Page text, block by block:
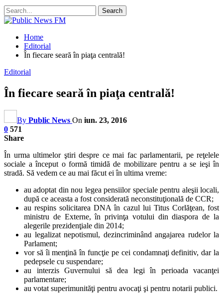
Home
Editorial
În fiecare seară în piaţa centrală!
Editorial
În fiecare seară în piaţa centrală!
By Public News On iun. 23, 2016
0 571
Share
În urma ultimelor ştiri despre ce mai fac parlamentarii, pe reţelele
sociale a început o formă timidă de mobilizare pentru a se ieşi în
stradă. Să vedem ce au mai făcut ei în ultima vreme:
au adoptat din nou legea pensiilor speciale pentru aleşii locali,
după ce aceasta a fost considerată neconstituţională de CCR;
au respins solicitarea DNA în cazul lui Titus Corlăţean, fost
ministru de Externe, în privinţa votului din diaspora de la
alegerile prezidenţiale din 2014;
au legalizat nepotismul, dezincriminând angajarea rudelor la
Parlament;
vor să îi menţină în funcţie pe cei condamnaţi definitiv, dar la
pedepsele cu suspendare;
au interzis Guvernului să dea legi în perioada vacanţei
parlamentare;
au votat superimunităţi pentru avocaţi şi pentru notarii publici.